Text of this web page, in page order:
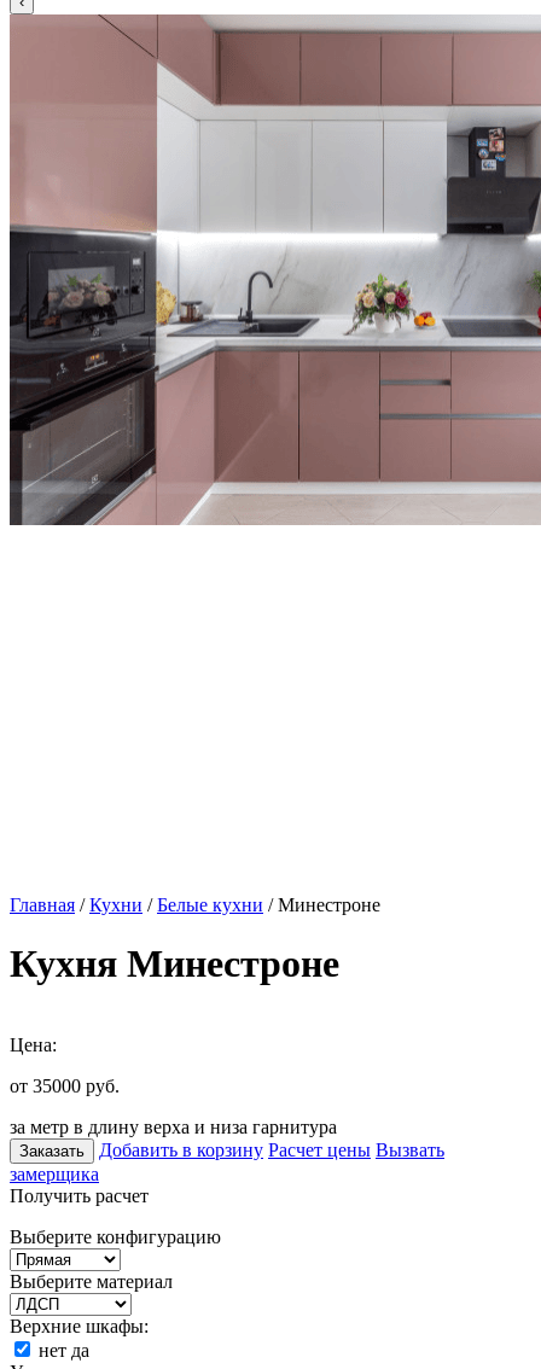
Главная /Кухни /Белые кухни / Минестроне
Кухня Минестроне
Цена:
от 35000 руб.
за метр в длину верха и низа гарнитура
Заказать Добавить в корзину Расчет цены Вызвать
замерщика
Получить расчет
Выберите конфигурацию
Выберите материал
Верхние шкафы:
нет да